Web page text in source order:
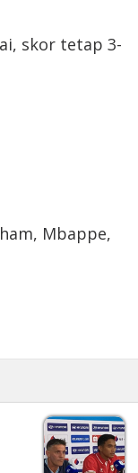
skor tetap 3-
Mbappe,